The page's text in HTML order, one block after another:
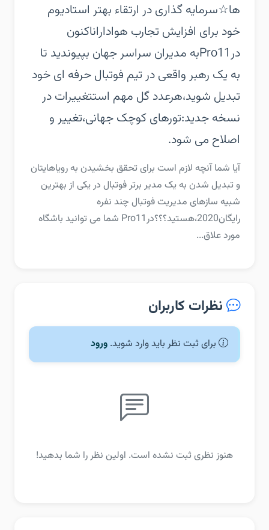
ها‏☆سرمایه گذاری در ارتقاء بهتر استادیوم
خود برای افزایش تجارب هواداران‏اکنون
درPro11به مدیران سراسر جهان بپیوندید تا
به یک رهبر واقعی در تیم فوتبال حرفه ای خود
تبدیل شوید،هرعدد گل مهم است‏تغییرات در
نسخه جدید:‏تورهای کوچک جهانی،تغییر و
اصلاح می شود.
‏‏آیا شما آنچه لازم است برای تحقق بخشیدن به رویاهایتان
و تبدیل شدن به یک مدیر برتر فوتبال در یکی از بهترین
شبیه سازهای مدیریت فوتبال چند نفره
رایگان2020،هستید؟؟؟‏درPro11 شما می توانید باشگاه
مورد علاق...
نظرات کاربران
برای ثبت نظر باید وارد شوید. ورود
هنوز نظری ثبت نشده است. اولین نظر را شما بدهید!